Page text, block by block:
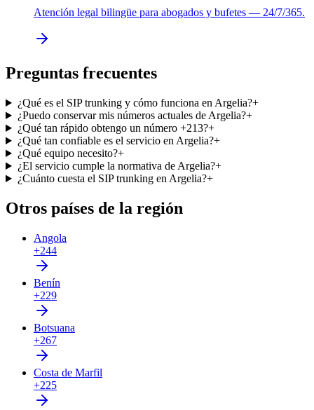
Atención legal bilingüe para abogados y bufetes — 24/7/365.
Preguntas frecuentes
¿Qué es el SIP trunking y cómo funciona en Argelia?+
¿Puedo conservar mis números actuales de Argelia?+
¿Qué tan rápido obtengo un número +213?+
¿Qué tan confiable es el servicio en Argelia?+
¿Qué equipo necesito?+
¿El servicio cumple la normativa de Argelia?+
¿Cuánto cuesta el SIP trunking en Argelia?+
Otros países de la región
Angola
+244
Benín
+229
Botsuana
+267
Costa de Marfil
+225